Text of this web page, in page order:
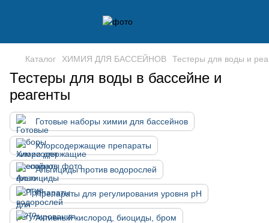
Каталог ХИМИЯ ДЛЯ БАССЕЙНОВ Тестеры для воды и
Тестеры для воды в бассейне и
реагенты
Готовые наборы химии для бассейнов
Хлорсодержащие препараты
Альгициды против водорослей
Препараты для регулирования уровня pH
Активный кислород, биоциды, бром